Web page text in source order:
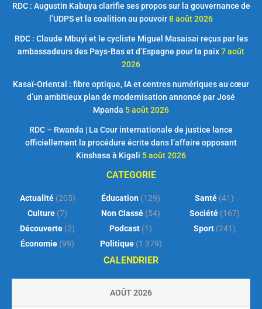
RDC : Augustin Kabuya clarifie ses propos sur la gouvernance de
l’UDPS et la coalition au pouvoir8 août 2026
RDC : Claude Mbuyi et le cycliste Miguel Masaisai reçus par les
ambassadeurs des Pays-Bas et d’Espagne pour la paix7 août
2026
Kasaï-Oriental : fibre optique, IA et centres numériques au cœur
d’un ambitieux plan de modernisation annoncé par José
Mpanda 5 août 2026
RDC – Rwanda | La Cour internationale de justice lance
officiellement la procédure écrite dans l’affaire opposant
Kinshasa à Kigali 5 août 2026
CATEGORIE
Actualité(205)
Culture (7)
Découverte (2)
Économie (99)
Éducation (129)
Non Classé (54)
Podcast (1)
Politique(1 379)
Santé (41)
Société(167)
Sport(241)
CALENDRIER
AOÛT 2026